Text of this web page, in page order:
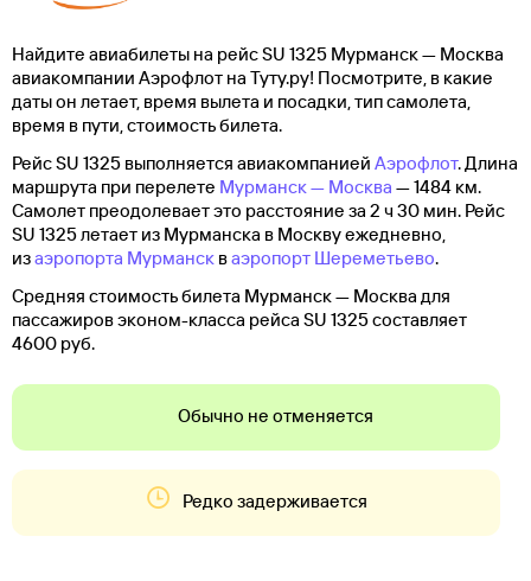
Найдите авиабилеты на рейс SU 1325 Мурманск — Москва
авиакомпании Аэрофлот на Туту.ру! Посмотрите, в какие
даты он летает, время вылета и посадки, тип самолета,
время в пути, стоимость билета.
Рейс SU 1325 выполняется авиакомпанией Аэрофлот. Длина
маршрута при перелете Мурманск — Москва — 1484 км.
Самолет преодолевает это расстояние за 2 ч 30 мин. Рейс
SU 1325 летает из Мурманска в Москву ежедневно,
изаэропорта Мурманск ваэропорт Шереметьево.
Средняя стоимость билета Мурманск — Москва для
пассажиров эконом-класса рейса SU 1325 составляет
4600 руб.
Обычно не отменяется
Редко задерживается